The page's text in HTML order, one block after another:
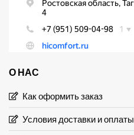
О НАС
Как оформить заказ
Условия доставки и оплаты